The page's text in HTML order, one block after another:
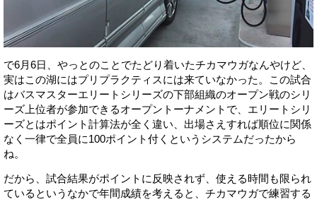
で6月6日、やっとのことでたどり着いたチカマウガなんやけど、
実はこの湖にはプリプラクティスには来ていなかった。この試合
はバスマスターエリートシリーズの下部組織のオープン戦のシリ
ーズ上位者が参加できるオープントーナメントで、エリートシリ
ーズとはポイント計算法が全く違い、出場さえすれば順位に関係
なく一律で全員に100ポイント付くというシステムだったから
ね。
だから、試合結果がポイントに反映されず、使える時間も限られ
ているというなかで年間成績を考えると、チカマウガで練習する